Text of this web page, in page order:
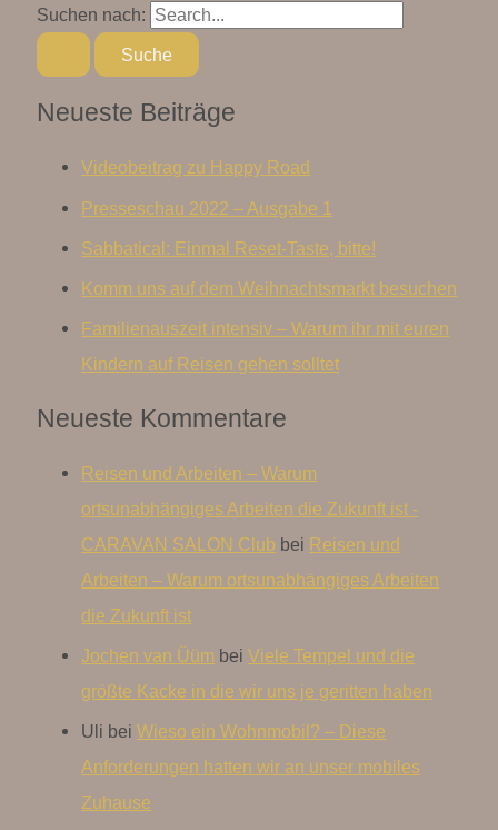
Suchen nach:
Neueste Beiträge
Videobeitrag zu Happy Road
Presseschau 2022 – Ausgabe 1
Sabbatical: Einmal Reset-Taste, bitte!
Komm uns auf dem Weihnachtsmarkt besuchen
Familienauszeit intensiv – Warum ihr mit euren
Kindern auf Reisen gehen solltet
Neueste Kommentare
Reisen und Arbeiten – Warum
ortsunabhängiges Arbeiten die Zukunft ist -
CARAVAN SALON Club bei Reisen und
Arbeiten – Warum ortsunabhängiges Arbeiten
die Zukunft ist
Jochen van Üüm beiViele Tempel und die
größte Kacke in die wir uns je geritten haben
Uli beiWieso ein Wohnmobil? – Diese
Anforderungen hatten wir an unser mobiles
Zuhause